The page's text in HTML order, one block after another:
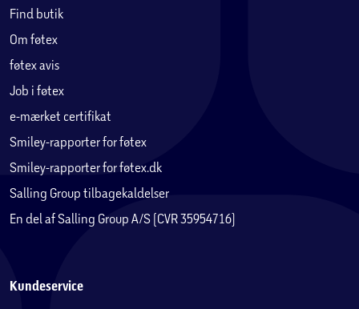
Find butik
Om føtex
føtex avis
Job i føtex
e-mærket certifikat
Smiley-rapporter for føtex
Smiley-rapporter for føtex.dk
Salling Group tilbagekaldelser
En del af Salling Group A/S (CVR 35954716)
Kundeservice